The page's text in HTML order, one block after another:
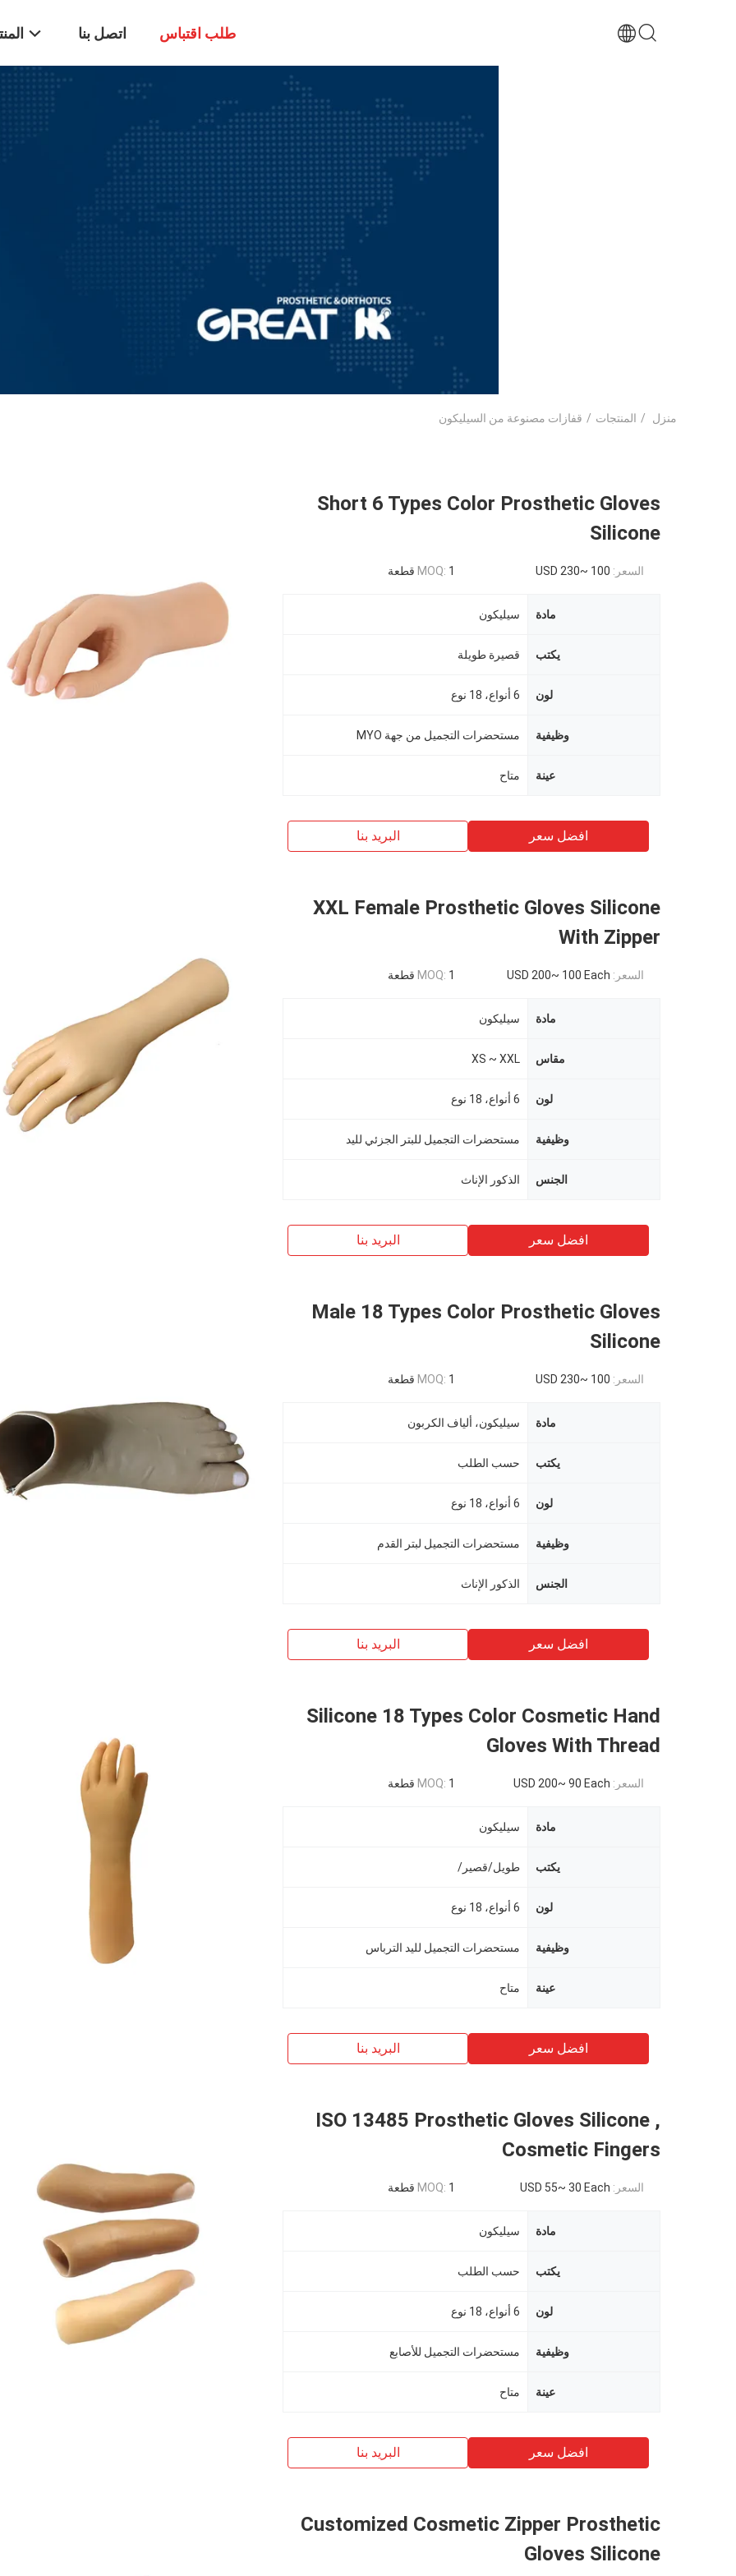
اتصل بنا طلب اقتباس
منزل / المنتجات / قفازات مصنوعة من السيليكون
Short 6 Types Color Prosthetic Gloves
Silicone
السعر: USD 230~ 100
MOQ: 1 قطعة
مادة سيليكون
يكتب قصيرة طويلة
لون 6 أنواع، 18 نوع
وظيفية مستحضرات التجميل من جهة MYO
عينة متاح
افضل سعر البريد بنا
XXL Female Prosthetic Gloves Silicone
With Zipper
السعر: USD 200~ 100 Each
MOQ: 1 قطعة
مادة سيليكون
مقاس XS ~ XXL
لون 6 أنواع، 18 نوع
وظيفية مستحضرات التجميل للبتر الجزئي لليد
الجنس الذكور الإناث
افضل سعر البريد بنا
Male 18 Types Color Prosthetic Gloves
Silicone
السعر: USD 230~ 100
MOQ: 1 قطعة
مادة سيليكون، ألياف الكربون
يكتب حسب الطلب
لون 6 أنواع، 18 نوع
وظيفية مستحضرات التجميل لبتر القدم
الجنس الذكور الإناث
افضل سعر البريد بنا
Silicone 18 Types Color Cosmetic Hand
Gloves With Thread
السعر: USD 200~ 90 Each
MOQ: 1 قطعة
مادة سيليكون
يكتب طويل/قصير/
لون 6 أنواع، 18 نوع
وظيفية مستحضرات التجميل لليد الترباس
عينة متاح
افضل سعر البريد بنا
ISO 13485 Prosthetic Gloves Silicone ,
Cosmetic Fingers
السعر: USD 55~ 30 Each
MOQ: 1 قطعة
مادة سيليكون
يكتب حسب الطلب
لون 6 أنواع، 18 نوع
وظيفية مستحضرات التجميل للأصابع
عينة متاح
افضل سعر البريد بنا
Customized Cosmetic Zipper Prosthetic
Gloves Silicone